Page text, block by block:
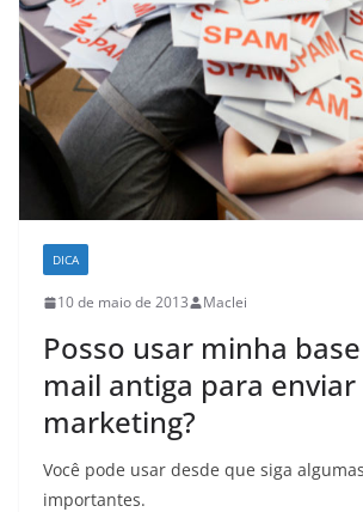
DICA
10 de maio de 2013 Maclei
Posso usar minha
mail antiga para
marketing?
Você pode usar desde que siga
importantes.